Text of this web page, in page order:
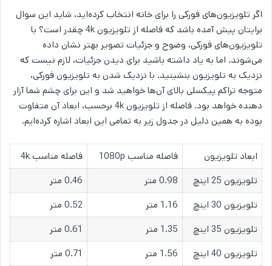
اگر تلویزیون‌های فورکی را برای خانه انتخاب کرده‌اید، شاید این سوال
برایتان پیش آمده باشد که فاصله از تلويزيون 4k چقدر است؟ با
تلویزیون‌های فورکی، وضوح و جزئیات تصویر بهتر نشان داده
می‌شوند. اما به یاد داشته باشید برای دیدن جزئیات، لازم نیست که
نزدیک به تلویزیون بنشینید. با نزدیک شدن به تلویزیون فورکی،
متوجه تراکم پیکسلی بالای آن‌ها خواهید شد و این برای چشم شما آزار
دهنده خواهد بود. فاصله از تلويزيون 4k برحسب، ابعاد آن متفاوت
بوده به همین دلیل در جدول زیر به تمامی این ابعاد اشاره کرده‌ایم.
ابعاد تلویزیون فاصله مناسب 1080p
فاصله مناسب 4k
تلویزیون 25 اینچ
0.98 متر
0.46 متر
تلویزیون 30 اینچ
1.16 متر
0.52 متر
تلویزیون 35 اینچ
1.35 متر
0.61 متر
تلویزیون 40 اینچ
1.56 متر
0.71 متر